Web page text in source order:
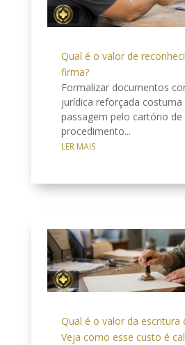
Qual é o valor de
firma?
Formalizar documentos
jurídica reforçada costuma
passagem pelo cartório de
procedimento...
LER MAIS
Qual é o valor da escritura
Veja como esse custo é